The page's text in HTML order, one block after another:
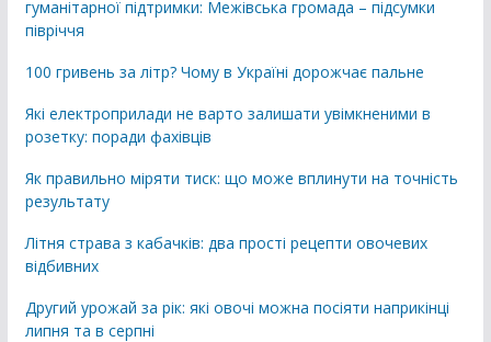
гуманітарної підтримки: Межівська громада – підсумки
півріччя
100 гривень за літр? Чому в Україні дорожчає пальне
Які електроприлади не варто залишати увімкненими в
розетку: поради фахівців
Як правильно міряти тиск: що може вплинути на точність
результату
Літня страва з кабачків: два прості рецепти овочевих
відбивних
Другий урожай за рік: які овочі можна посіяти наприкінці
липня та в серпні